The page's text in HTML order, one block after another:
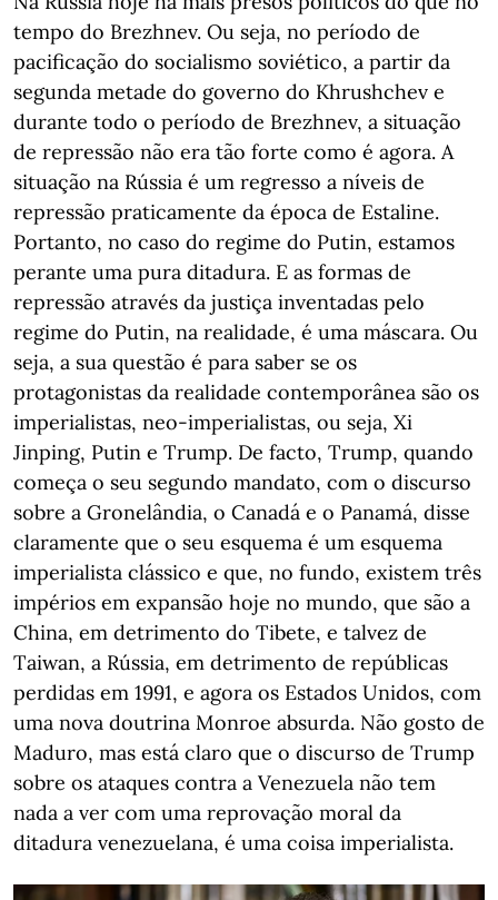
tempo do Brezhnev. Ou seja, no período de
pacificação do socialismo soviético, a partir da
segunda metade do governo do Khrushchev e
durante todo o período de Brezhnev, a situação
de repressão não era tão forte como é agora. A
situação na Rússia é um regresso a níveis de
repressão praticamente da época de Estaline.
Portanto, no caso do regime do Putin, estamos
perante uma pura ditadura. E as formas de
repressão através da justiça inventadas pelo
regime do Putin, na realidade, é uma máscara. Ou
seja, a sua questão é para saber se os
protagonistas da realidade contemporânea são os
imperialistas, neo-imperialistas, ou seja, Xi
Jinping, Putin e Trump. De facto, Trump, quando
começa o seu segundo mandato, com o discurso
sobre a Gronelândia, o Canadá e o Panamá, disse
claramente que o seu esquema é um esquema
imperialista clássico e que, no fundo, existem três
impérios em expansão hoje no mundo, que são a
China, em detrimento do Tibete, e talvez de
Taiwan, a Rússia, em detrimento de repúblicas
perdidas em 1991, e agora os Estados Unidos, com
uma nova doutrina Monroe absurda. Não gosto de
Maduro, mas está claro que o discurso de Trump
sobre os ataques contra a Venezuela não tem
nada a ver com uma reprovação moral da
ditadura venezuelana, é uma coisa imperialista.